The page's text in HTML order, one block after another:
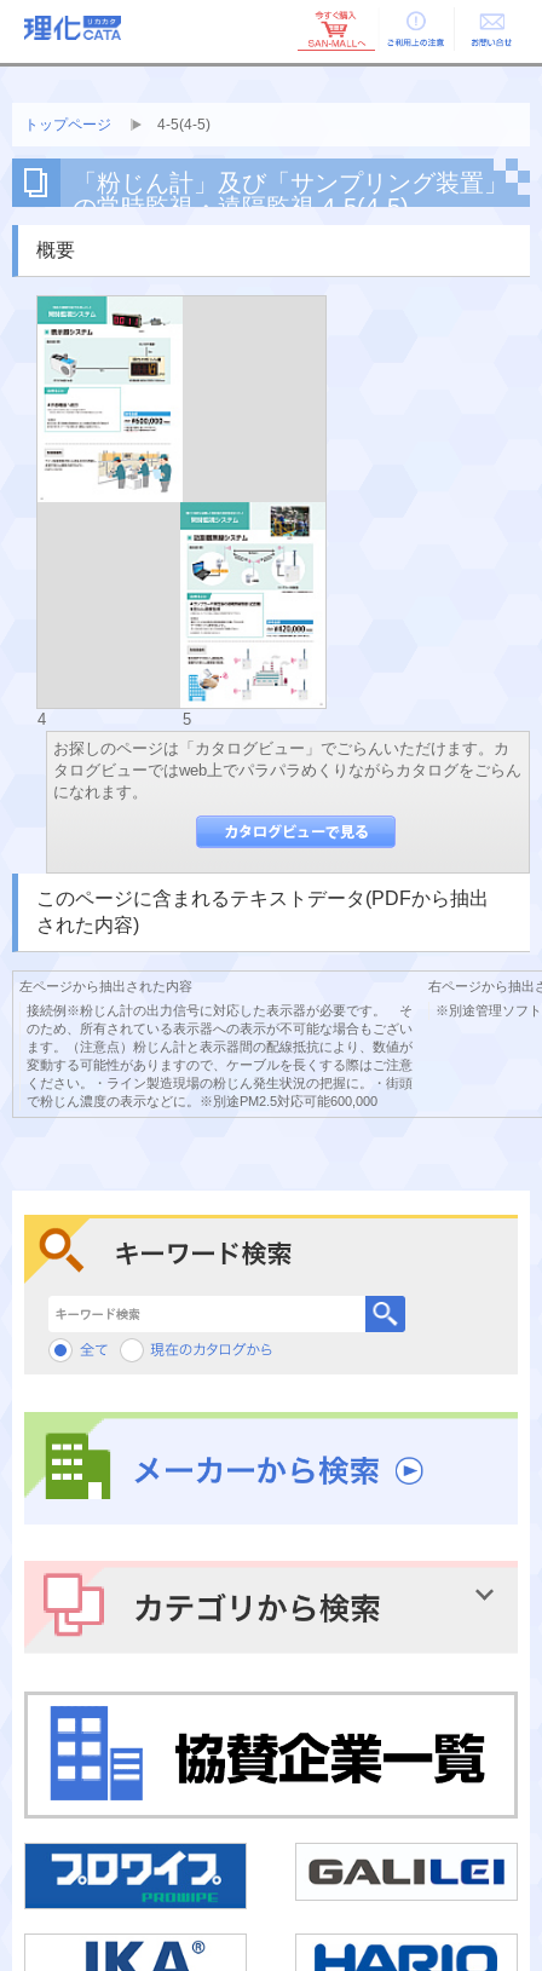
ご利用上の お問い合せ
トップページ 4-5(4-5)
「粉じん計」及び「サンプリング装置」
の常時監視・遠隔監視 4-5(4-5)
概要
4
5
お探しのページは「カタログビュー」でごらんいただけます。カ
タログビューではweb上でパラパラめくりながらカタログをごらん
になれます。
このページに含まれるテキストデータ(PDFから抽出
された内容)
左ページから抽出された内容
接続例※粉じん計の出力信号に対応した表示器が必要です。 そ
のため、所有されている表示器への表示が不可能な場合もござい
ます。（注意点）粉じん計と表示器間の配線抵抗により、数値が
変動する可能性がありますので、ケーブルを長くする際はご注意
ください。・ライン製造現場の粉じん発生状況の把握に。・街頭
で粉じん濃度の表示などに。※別途PM2.5対応可能600,000
右ページから抽出
※別途管理ソフ
キーワード検索